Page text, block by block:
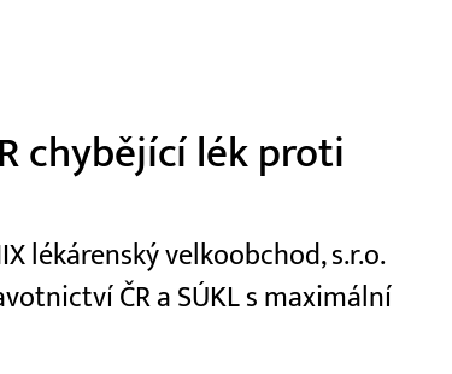
chybějící lék proti
lékárenský velkoobchod, s.r.o.
ČR a SÚKL s maximální